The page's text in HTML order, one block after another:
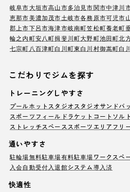
岐阜市大垣市高山市多治見市関市中津川
恵那市美濃加茂市土岐市各務原市可児市
郡上市下呂市海津市岐南町笠松町養老町
輪之内町安八町揖斐川町大野町池田町北
七宗町 八百津町白川町東白川村御嵩町白
こだわりでジムを探す
トレーニングしやすさ
プールホットスタジオ スタジオサンドバ
スポーツフィールド ラケットコート ソル
ストレッチスペース スポーツエリア フリ
通いやすさ
駐輪場無料駐車場有料駐車場ワークスペ
入会自動受付 入退館システム導入済
快適性